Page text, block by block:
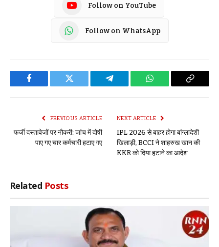
Follow on YouTube
Follow on WhatsApp
Facebook Twitter Telegram WhatsApp Copy
PREVIOUS ARTICLE
फर्जी दस्तावेजों पर नौकरी: जांच में दोषी
पाए गए चार कर्मचारी हटाए गए
NEXT ARTICLE
IPL 2026 से बाहर होगा बांग्लादेशी
खिलाड़ी, BCCI ने शाहरुख खान की
KKR को दिया हटाने का आदेश
Related Posts